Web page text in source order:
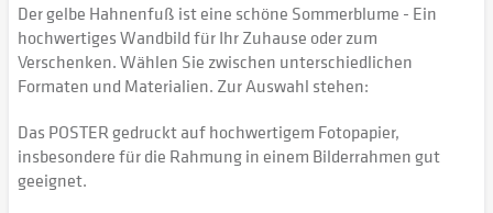
Der gelbe Hahnenfuß ist eine schöne Sommerblume - Ein
hochwertiges Wandbild für Ihr Zuhause oder zum
Verschenken. Wählen Sie zwischen unterschiedlichen
Formaten und Materialien. Zur Auswahl stehen:
Das POSTER gedruckt auf hochwertigem Fotopapier,
insbesondere für die Rahmung in einem Bilderrahmen gut
geeignet.